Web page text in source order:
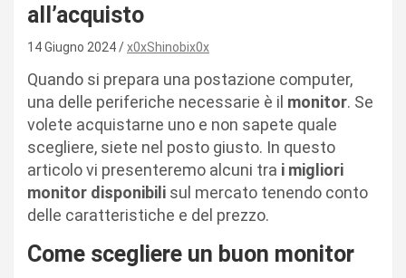
all’acquisto
14 Giugno 2024 x0xShinobix0x
Quando si prepara una postazione computer,
una delle periferiche necessarie è il monitor. Se
volete acquistarne uno e non sapete quale
scegliere, siete nel posto giusto. In questo
articolo vi presenteremo alcuni tra i migliori
monitor disponibili sul mercato tenendo conto
delle caratteristiche e del prezzo.
Come scegliere un buon monitor